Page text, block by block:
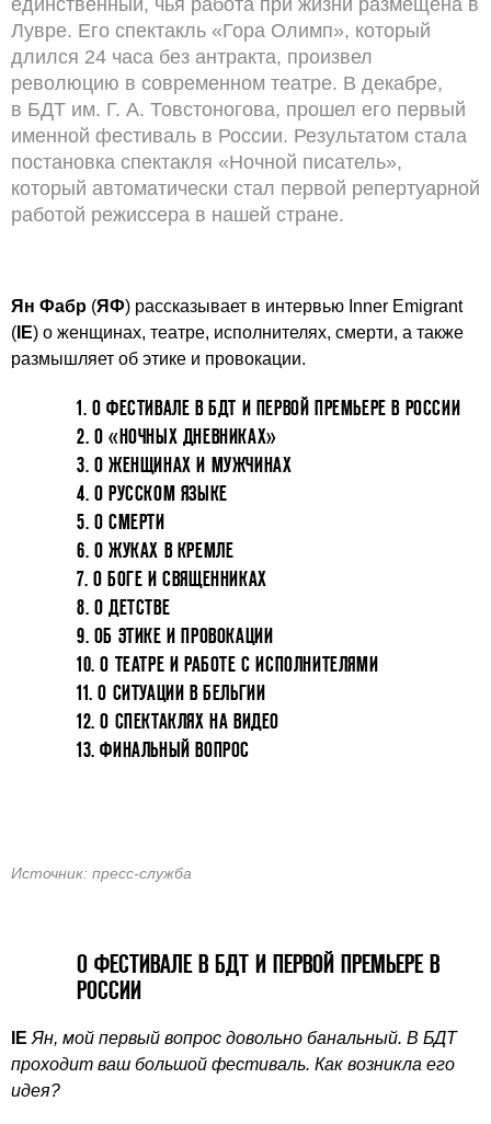
единственный, чья работа при жизни размещена в
Лувре. Его спектакль «Гора Олимп», который
длился 24 часа без антракта, произвел
революцию в современном театре. В декабре,
в БДТ им. Г. А. Товстоногова, прошел его первый
именной фестиваль в России. Результатом стала
постановка спектакля «Ночной писатель»,
который автоматически стал первой репертуарной
работой режиссера в нашей стране.
Ян Фабр (ЯФ) рассказывает в интервью Inner Emigrant
( IE) о женщинах, театре, исполнителях, смерти, а также
размышляет об этике и провокации.
1. О ФЕСТИВАЛЕ В БДТ И ПЕРВОЙ ПРЕМЬЕРЕ В РОССИИ
2. О «НОЧНЫХ ДНЕВНИКАХ»
3. О ЖЕНЩИНАХ И МУЖЧИНАХ
4. О РУССКОМ ЯЗЫКЕ
5. О СМЕРТИ
6. О ЖУКАХ В КРЕМЛЕ
7. О БОГЕ И СВЯЩЕННИКАХ
8. О ДЕТСТВЕ
9. ОБ ЭТИКЕ И ПРОВОКАЦИИ
10. О ТЕАТРЕ И РАБОТЕ С ИСПОЛНИТЕЛЯМИ
11. О СИТУАЦИИ В БЕЛЬГИИ
12. О СПЕКТАКЛЯХ НА ВИДЕО
13. ФИНАЛЬНЫЙ ВОПРОС
Источник: пресс-служба
О ФЕСТИВАЛЕ В БДТ И ПЕРВОЙ ПРЕМЬЕРЕ В
РОССИИ
IE Ян, мой первый вопрос довольно банальный. В БДТ
проходит ваш большой фестиваль. Как возникла его
идея?